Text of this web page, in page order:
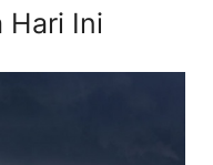
Hari Ini